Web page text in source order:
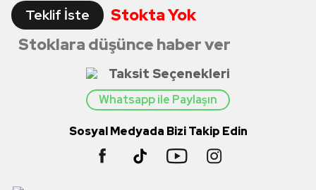
Teklif İste
Stokta Yok
Stoklara düşünce haber ver
Taksit Seçenekleri
Whatsapp ile Paylaşın
Sosyal Medyada Bizi Takip Edin